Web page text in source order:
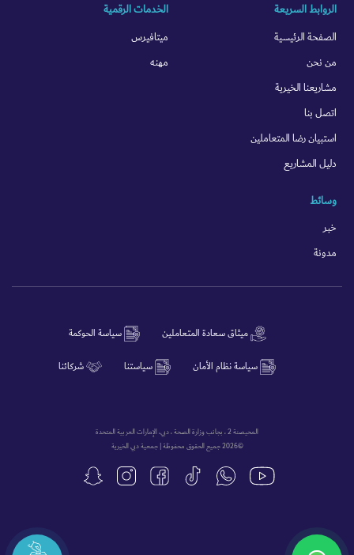
الروابط السريعة
الصفحة الرئيسية
من نحن
مشاريعنا الخيرية
اتصل بنا
استبيان رضا المتعاملين
دليل المشاريع
الخدمات الرقمية
ميتافيرس
مهنه
وسائط
خبر
مدونة
ميثاق سعادة المتعاملين سياسة الحوكمة
سياسة نظام الأمان سياستنا شركائنا
المحيصنة 2 ، بجانب وزارة الصحة ، دبي، الإمارات العربية المتحدة
©2026 جميع الحقوق محفوظة | جمعية دبي الخيرية